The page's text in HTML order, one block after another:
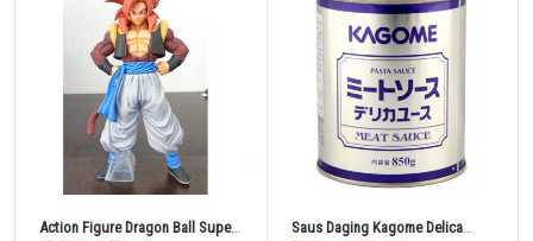
Action Figure Dragon Ball Super
Saus Daging Kagome Delica